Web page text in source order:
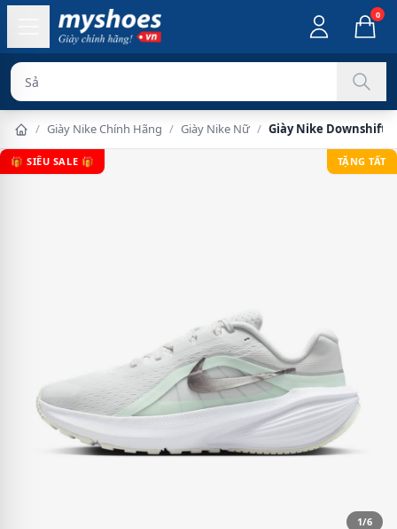
0
Sản phẩm chí
/ Giày Nike Chính Hãng / Giày Nike Nữ / Giày Nike
🎁 SIÊU SALE 🎁 TẶNG TẤT
1/6